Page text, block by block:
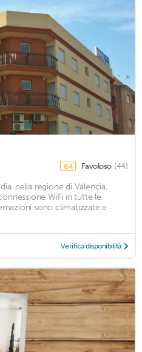
8,4 Favoloso (44)
nella regione di Valencia,
WiFi in tutte le
sono climatizzate e
Verifica disponibilità